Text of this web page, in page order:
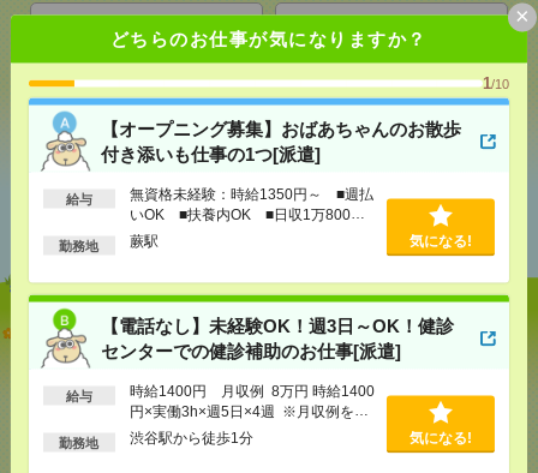
どちらのお仕事が気になりますか？
1/10
【オープニング募集】おばあちゃんのお散歩
付き添いも仕事の1つ[派遣]
給与
無資格未経験：時給1350円～ ■週払
いOK ■扶養内OK ■日収1万800円
以上
勤務地 蕨駅 気になる!
【電話なし】未経験OK！週3日～OK！健診
センターでの健診補助のお仕事[派遣]
給与
時給1400円 月収例 8万円 時給1400
円×実働3h×週5日×4週 ※月収例を保
証するものではありません。※給与即
勤務地 渋谷駅から徒歩1分 気になる!
×
メール で送る LINE で送る
シェア ツイート ブックマーク
あなたの閲覧履歴からの
おすすめ
【オープニング募集】おばあちゃんのお散歩付き添
いも仕事の1つ[派遣]
[給 与]無資格未経験：時給1350円～ ■週払い
OK ■扶養内OK ■日収1万800円以上
[交通費]交通費全額支給
気になる！